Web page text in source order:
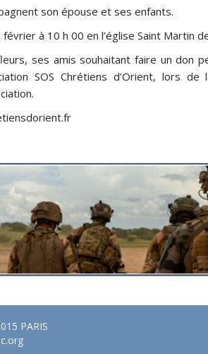
son épouse et ses enfants.
à 10 h 00 en l’église Saint Martin
ses amis souhaitant faire un don
SOS Chrétiens d’Orient, lors de
PARIS